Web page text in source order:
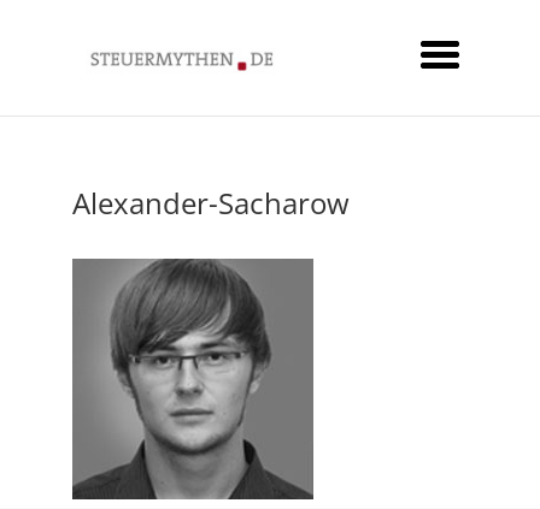
Alexander-Sacharow